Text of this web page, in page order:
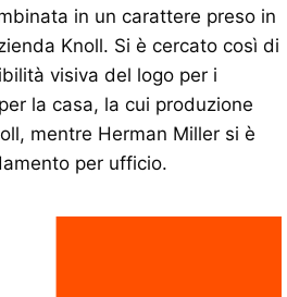
in un carattere preso in
Knoll. Si è cercato così di
visiva del logo per i
la casa, la cui produzione
mentre Herman Miller si è
per ufficio.